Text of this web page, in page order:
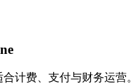
合计费、支付与财务运营。